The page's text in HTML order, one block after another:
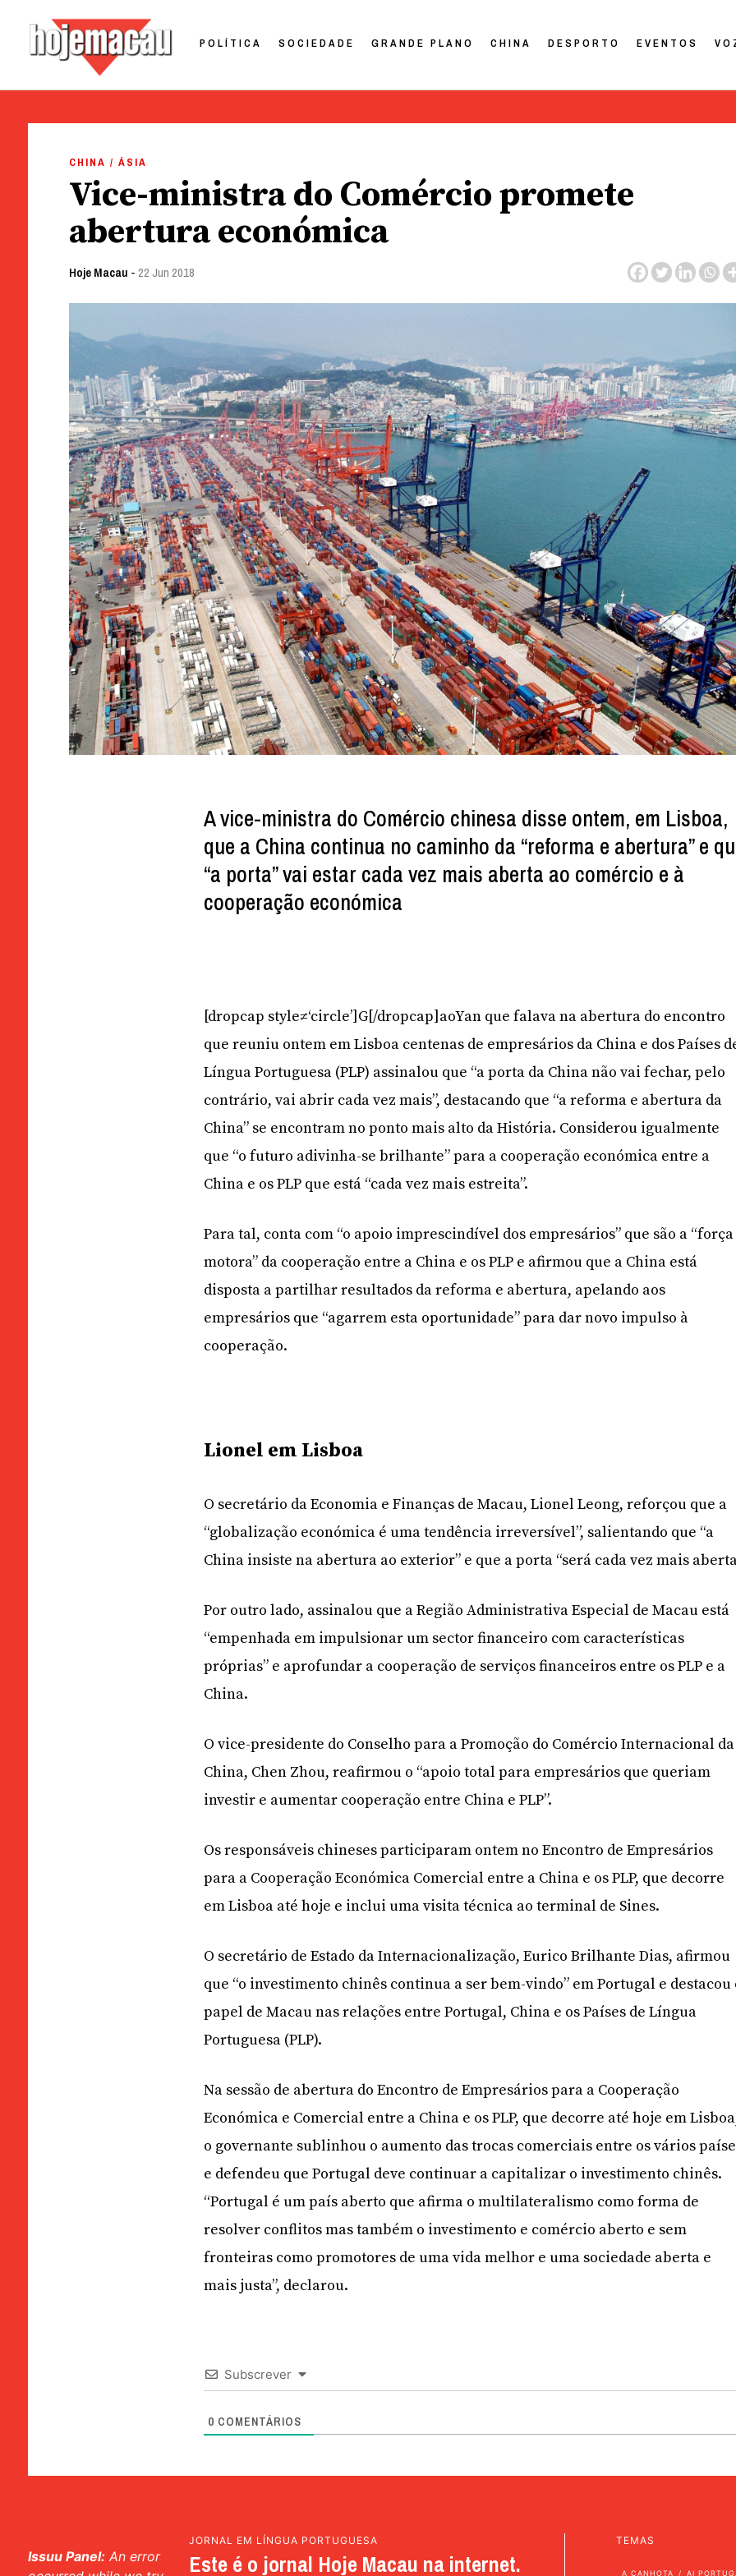
POLÍTICA SOCIEDADE GRANDE PLANO CHINA DESPORTO EVENTOS
CHINA / ÁSIA
Vice-ministra do Comércio promete
abertura económica
Hoje Macau - 22 Jun 2018
A vice-ministra do Comércio chinesa disse ontem, em Lisboa,
que a China continua no caminho da “reforma e abertura” e
“a porta” vai estar cada vez mais aberta ao comércio e à
cooperação económica
[dropcap style≠‘circle’]G[/dropcap]aoYan que falava na abertura do encontro
que reuniu ontem em Lisboa centenas de empresários da China e dos Países
Língua Portuguesa (PLP) assinalou que “a porta da China não vai fechar, pelo
contrário, vai abrir cada vez mais”, destacando que “a reforma e abertura da
China” se encontram no ponto mais alto da História. Considerou igualmente
que “o futuro adivinha-se brilhante” para a cooperação económica entre a
China e os PLP que está “cada vez mais estreita”.
Para tal, conta com “o apoio imprescindível dos empresários” que são a “força
motora” da cooperação entre a China e os PLP e afirmou que a China está
disposta a partilhar resultados da reforma e abertura, apelando aos
empresários que “agarrem esta oportunidade” para dar novo impulso à
cooperação.
Lionel em Lisboa
O secretário da Economia e Finanças de Macau, Lionel Leong, reforçou que a
“globalização económica é uma tendência irreversível”, salientando que “a
China insiste na abertura ao exterior” e que a porta “será cada vez mais
Por outro lado, assinalou que a Região Administrativa Especial de Macau está
“empenhada em impulsionar um sector financeiro com características
próprias” e aprofundar a cooperação de serviços financeiros entre os PLP e a
China.
O vice-presidente do Conselho para a Promoção do Comércio Internacional da
China, Chen Zhou, reafirmou o “apoio total para empresários que queriam
investir e aumentar cooperação entre China e PLP”.
Os responsáveis chineses participaram ontem no Encontro de Empresários
para a Cooperação Económica Comercial entre a China e os PLP, que decorre
em Lisboa até hoje e inclui uma visita técnica ao terminal de Sines.
O secretário de Estado da Internacionalização, Eurico Brilhante Dias, afirmou
que “o investimento chinês continua a ser bem-vindo” em Portugal e destacou
papel de Macau nas relações entre Portugal, China e os Países de Língua
Portuguesa (PLP).
Na sessão de abertura do Encontro de Empresários para a Cooperação
Económica e Comercial entre a China e os PLP, que decorre até hoje em
o governante sublinhou o aumento das trocas comerciais entre os vários
e defendeu que Portugal deve continuar a capitalizar o investimento chinês.
“Portugal é um país aberto que afirma o multilateralismo como forma de
resolver conflitos mas também o investimento e comércio aberto e sem
fronteiras como promotores de uma vida melhor e uma sociedade aberta e
mais justa”, declarou.
Subscrever
0 COMENTÁRIOS
Issuu Panel: An error
JORNAL EM LÍNGUA PORTUGUESA
Este é o jornal Hoje Macau na internet.
TEMAS
A CANHOTA AI